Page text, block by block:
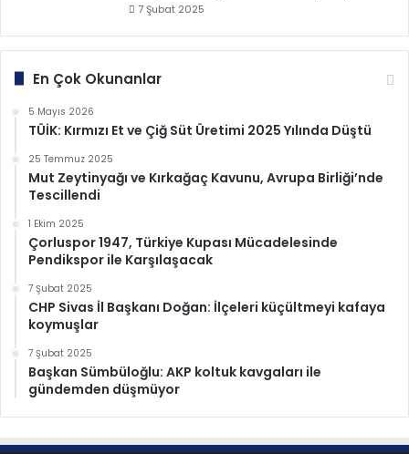
7 Şubat 2025
En Çok Okunanlar
5 Mayıs 2026
TÜİK: Kırmızı Et ve Çiğ Süt Üretimi 2025 Yılında Düştü
25 Temmuz 2025
Mut Zeytinyağı ve Kırkağaç Kavunu, Avrupa Birliği’nde
Tescillendi
1 Ekim 2025
Çorluspor 1947, Türkiye Kupası Mücadelesinde
Pendikspor ile Karşılaşacak
7 Şubat 2025
CHP Sivas İl Başkanı Doğan: İlçeleri küçültmeyi kafaya
koymuşlar
7 Şubat 2025
Başkan Sümbüloğlu: AKP koltuk kavgaları ile
gündemden düşmüyor